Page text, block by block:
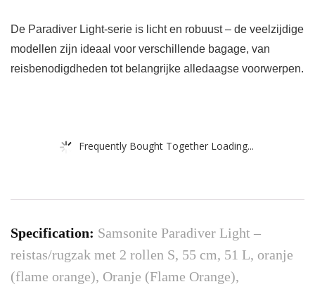
De Paradiver Light-serie is licht en robuust – de veelzijdige
modellen zijn ideaal voor verschillende bagage, van
reisbenodigdheden tot belangrijke alledaagse voorwerpen.
Frequently Bought Together Loading...
Specification: Samsonite Paradiver Light –
reistas/rugzak met 2 rollen S, 55 cm, 51 L, oranje
(flame orange), Oranje (Flame Orange),